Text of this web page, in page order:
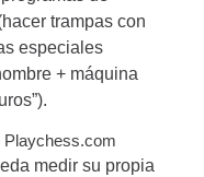
trampas con
especiales
+ máquina
Playchess.com
medir su propia